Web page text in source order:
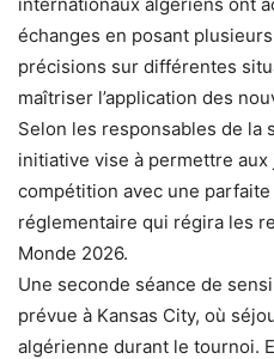
échanges en posant
précisions sur différentes
maîtriser l’application des
Selon les responsables de la
initiative vise à permettre aux
compétition avec une
réglementaire qui régira les
Monde 2026.
Une seconde séance de
prévue à Kansas City, où
algérienne durant le tournoi.